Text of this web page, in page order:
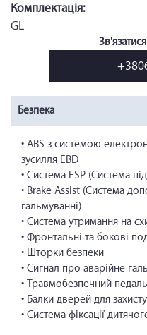
Комплектація:
GL
Безпека
• ABS з системою
зусилля EBD
• Система ESP (Система
• Brake Assist (Система
гальмуванні)
• Система утримання на
• Фронтальні та бокові
• Шторки безпеки
• Сигнал про аварійне
• Травмобезпечний
• Балки дверей для
• Система фіксації